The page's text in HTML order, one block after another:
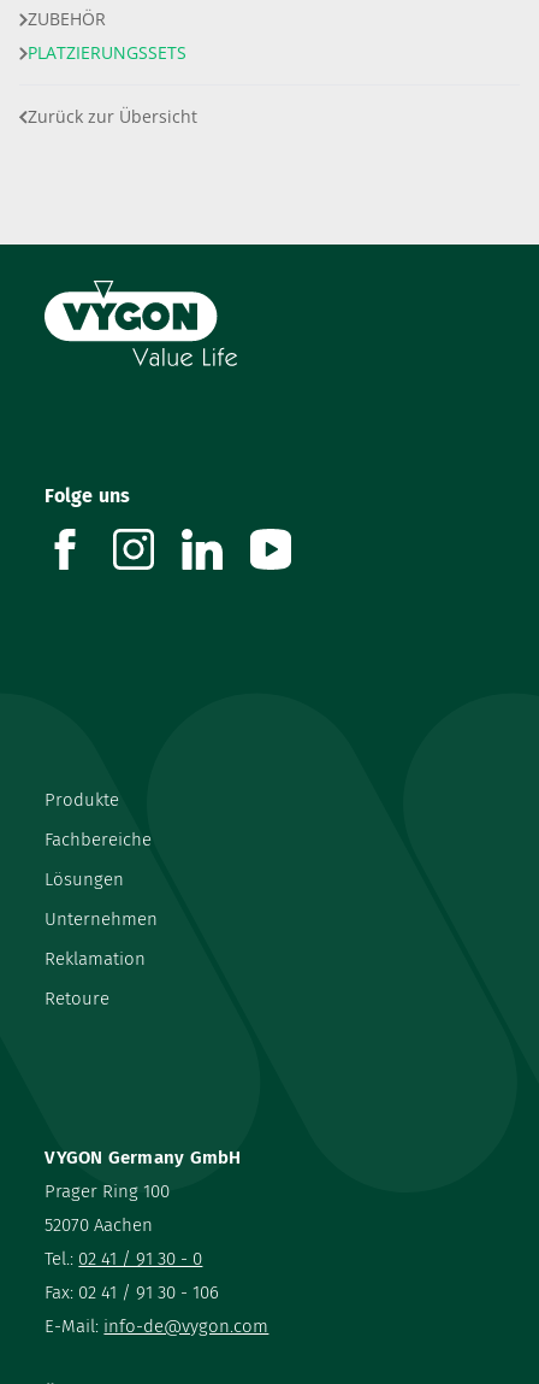
ZUBEHÖR
PLATZIERUNGSSETS
Zurück zur Übersicht
VYGON Germany GmbH
Prager Ring 100
52070 Aachen
Tel.: 02 41 / 91 30 - 0
Fax: 02 41 / 91 30 - 106
E-Mail: info-de@vygon.com
Produkte
Fachbereiche
Lösungen
Unternehmen
Reklamation
Retoure
Folge uns